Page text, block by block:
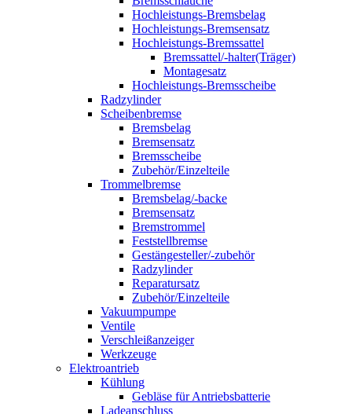
Hochleistungs-Bremsbelag
Hochleistungs-Bremsensatz
Hochleistungs-Bremssattel
Bremssattel/-halter(Träger)
Montagesatz
Hochleistungs-Bremsscheibe
Radzylinder
Scheibenbremse
Bremsbelag
Bremsensatz
Bremsscheibe
Zubehör/Einzelteile
Trommelbremse
Bremsbelag/-backe
Bremsensatz
Bremstrommel
Feststellbremse
Gestängesteller/-zubehör
Radzylinder
Reparatursatz
Zubehör/Einzelteile
Vakuumpumpe
Ventile
Verschleißanzeiger
Werkzeuge
Elektroantrieb
Kühlung
Gebläse für Antriebsbatterie
Ladeanschluss